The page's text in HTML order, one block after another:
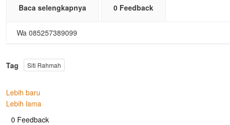
Baca selengkapnya 0 Feedback
Wa 085257389099
Tag Siti Rahmah
Lebih baru
Lebih lama
0 Feedback